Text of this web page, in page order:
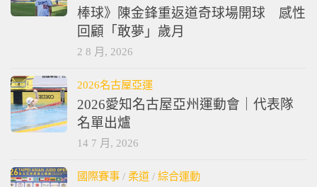
棒球》陳金鋒重返道奇球場開球 感性
回顧「敢夢」歲月
2 8 月, 2026
2026名古屋亞運
2026愛知名古屋亞州運動會｜代表隊
名單出爐
14 7 月, 2026
國際賽事 / 柔道 / 綜合運動